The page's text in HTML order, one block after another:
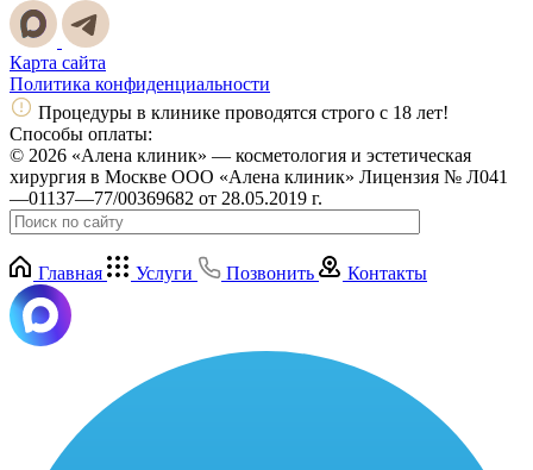
Карта сайта
Политика конфиденциальности
Процедуры в клинике проводятся строго с 18 лет!
Способы оплаты:
© 2026 «Алена клиник» — косметология и эстетическая
хирургия в Москве ООО «Алена клиник» Лицензия № Л041
—01137—77/00369682 от 28.05.2019 г.
Главная Услуги Позвонить Контакты